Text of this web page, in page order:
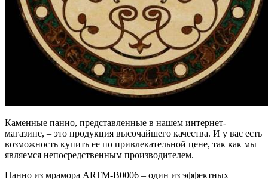
Каменные панно, представленные в нашем интернет-
магазине, – это продукция высочайшего качества. И у вас есть
возможность купить ее по привлекательной цене, так как мы
являемся непосредственным производителем.
Панно из мрамора ARTM-B0006 – один из эффектных